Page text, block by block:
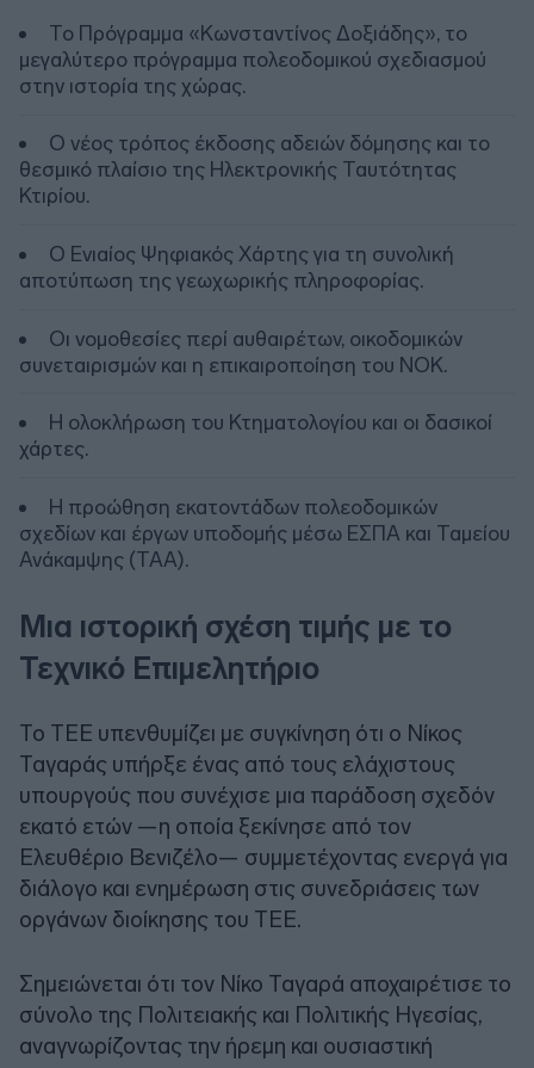
Το Πρόγραμμα «Κωνσταντίνος Δοξιάδης», το
μεγαλύτερο πρόγραμμα πολεοδομικού σχεδιασμού
στην ιστορία της χώρας.
Ο νέος τρόπος έκδοσης αδειών δόμησης και το
θεσμικό πλαίσιο της Ηλεκτρονικής Ταυτότητας
Κτιρίου.
Ο Ενιαίος Ψηφιακός Χάρτης για τη συνολική
αποτύπωση της γεωχωρικής πληροφορίας.
Οι νομοθεσίες περί αυθαιρέτων, οικοδομικών
συνεταιρισμών και η επικαιροποίηση του ΝΟΚ.
Η ολοκλήρωση του Κτηματολογίου και οι δασικοί
χάρτες.
Η προώθηση εκατοντάδων πολεοδομικών
σχεδίων και έργων υποδομής μέσω ΕΣΠΑ και Ταμείου
Ανάκαμψης (ΤΑΑ).
Μια ιστορική σχέση τιμής με το
Τεχνικό Επιμελητήριο
Το ΤΕΕ υπενθυμίζει με συγκίνηση ότι ο Νίκος
Ταγαράς υπήρξε ένας από τους ελάχιστους
υπουργούς που συνέχισε μια παράδοση σχεδόν
εκατό ετών —η οποία ξεκίνησε από τον
Ελευθέριο Βενιζέλο— συμμετέχοντας ενεργά για
διάλογο και ενημέρωση στις συνεδριάσεις των
οργάνων διοίκησης του ΤΕΕ.
Σημειώνεται ότι τον Νίκο Ταγαρά αποχαιρέτισε το
σύνολο της Πολιτειακής και Πολιτικής Ηγεσίας,
αναγνωρίζοντας την ήρεμη και ουσιαστική